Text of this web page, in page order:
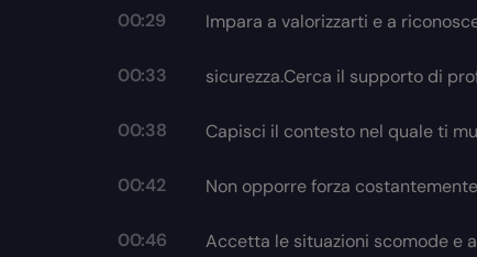
00:29 Impara a valorizzarti e a
00:33 sicurezza.Cerca il supporto di
00:38 Capisci il contesto nel quale ti
00:42 Non opporre forza
00:46
Accetta le situazioni scomode e